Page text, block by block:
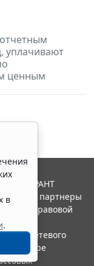
уплачивают
ценным
в
.
ГАРАНТ
и ее партнеры
правовой
сетевого
в сфере